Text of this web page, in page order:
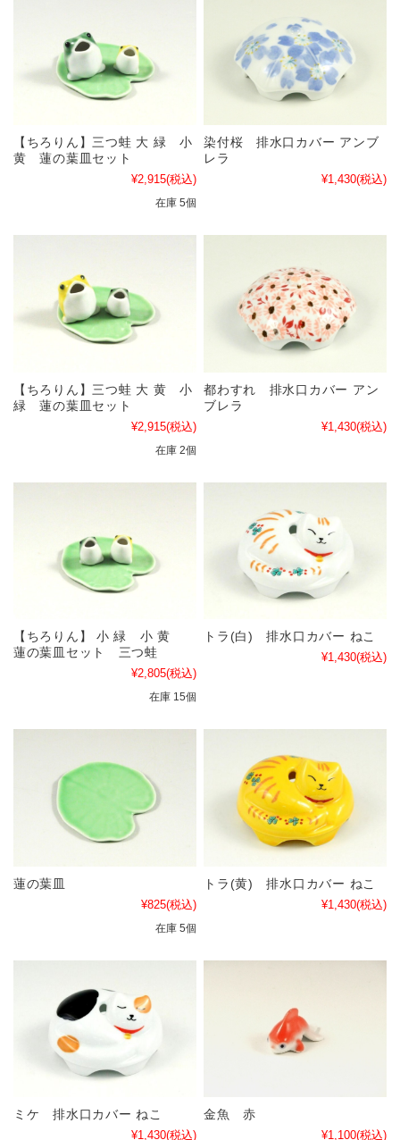
【ちろりん】三つ蛙 大 緑 小
黄 蓮の葉皿セット
¥2,915(税込)
在庫 5個
染付桜 排水口カバー アンブ
レラ
¥1,430(税込)
【ちろりん】三つ蛙 大 黄 小
緑 蓮の葉皿セット
¥2,915(税込)
在庫 2個
都わすれ 排水口カバー アン
ブレラ
¥1,430(税込)
【ちろりん】 小 緑 小 黄
蓮の葉皿セット 三つ蛙
¥2,805(税込)
在庫 15個
トラ(白) 排水口カバー ねこ
¥1,430(税込)
蓮の葉皿
¥825(税込)
在庫 5個
トラ(黄) 排水口カバー ねこ
¥1,430(税込)
ミケ 排水口カバー ねこ
¥1,430(税込)
金魚 赤
¥1,100(税込)